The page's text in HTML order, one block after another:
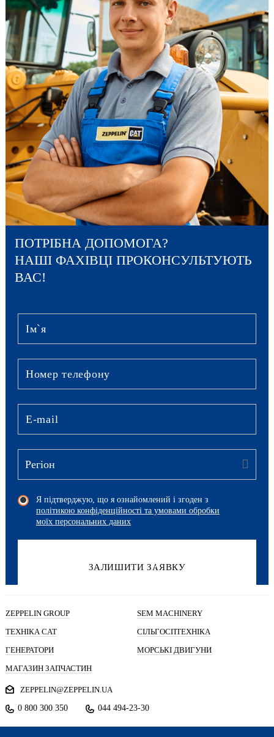
ПОТРІБНА ДОПОМОГА?
НАШІ ФАХІВЦІ ПРОКОНСУЛЬТУЮТЬ
ВАС!
Я підтверджую, що я ознайомлений і згоден з
політикою конфіденційності та умовами обробки
моїх персональних даних
ZEPPELIN GROUP
SEM MACHINERY
ТЕХНІКА CAT
СІЛЬГОСПТЕХНІКА
ГЕНЕРАТОРИ
МОРСЬКІ ДВИГУНИ
МАГАЗИН ЗАПЧАСТИН
ZEPPELIN@ZEPPELIN.UA
0 800 300 350
044 494-23-30